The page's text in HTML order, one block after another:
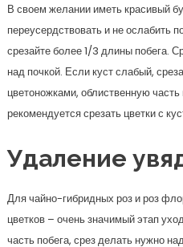
В своем желании иметь красивый
переусердствовать и не ослабить
срезайте более 1/3 длины побега.
над почкой. Если куст слабый,
цветоножками, облиственную
рекомендуется срезать цветки с
Удаление
Для чайно-гибридных роз и роз
цветков – очень значимый этап
часть побега, срез делать нужно